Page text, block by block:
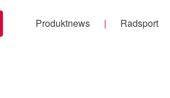
Produktnews Radsport